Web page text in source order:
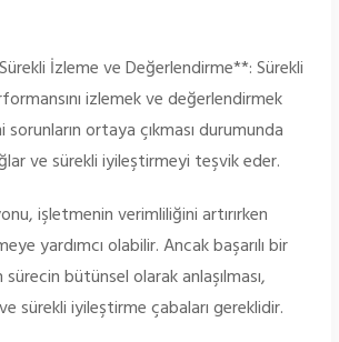
İzleme ve Değerlendirme**: Sürekli
izlemek ve değerlendirmek
ortaya çıkması durumunda
ve sürekli iyileştirmeyi teşvik eder.
işletmenin verimliliğini artırırken
yardımcı olabilir. Ancak başarılı bir
bütünsel olarak anlaşılması,
sürekli iyileştirme çabaları gereklidir.